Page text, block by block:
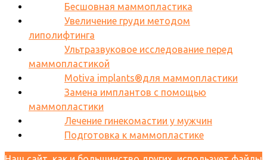
Бесшовная маммопластика
Увеличение груди методом
липолифтинга
Ультразвуковое исследование перед
маммопластикой
Motiva implants®для маммопластики
Замена имплантов с помощью
маммопластики
Лечение гинекомастии у мужчин
Подготовка к маммопластике